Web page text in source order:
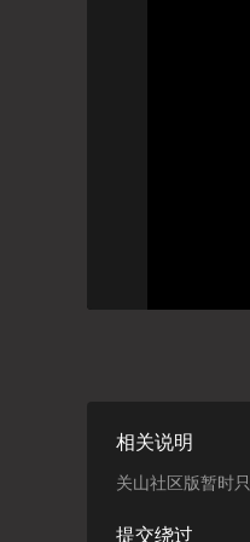
相关说明
关山社区版暂时
提交绕过